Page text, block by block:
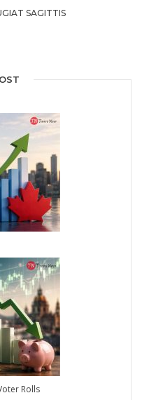
SAGITTIS
Rolls